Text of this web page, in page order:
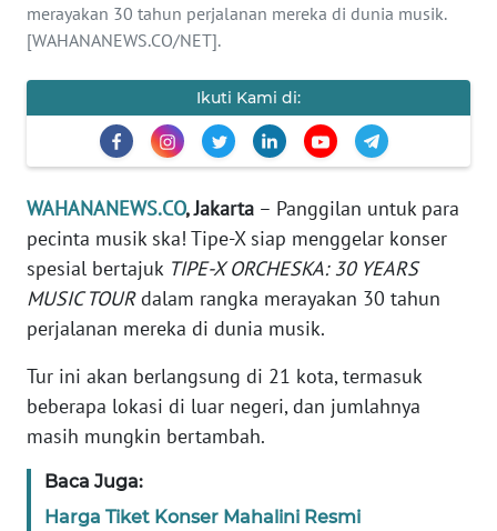
merayakan 30 tahun perjalanan mereka di dunia musik.
[WAHANANEWS.CO/NET].
Ikuti Kami di:
WAHANANEWS.CO, Jakarta – Panggilan untuk para
pecinta musik ska! Tipe-X siap menggelar konser
spesial bertajuk TIPE-X ORCHESKA: 30 YEARS
MUSIC TOURdalam rangka merayakan 30 tahun
perjalanan mereka di dunia musik.
Tur ini akan berlangsung di 21 kota, termasuk
beberapa lokasi di luar negeri, dan jumlahnya
masih mungkin bertambah.
Baca Juga:
Harga Tiket Konser Mahalini Resmi
Informasi
INDEKS
BERITA
KONTAK
KAMI
IKLAN